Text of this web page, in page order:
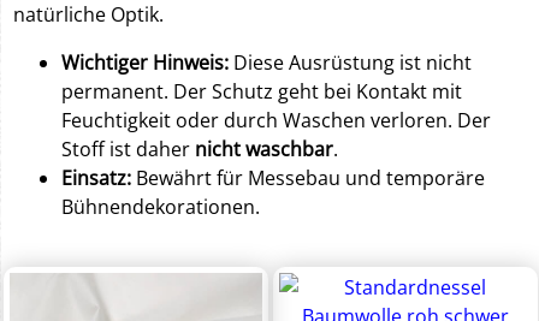
natürliche Optik.
Wichtiger Hinweis: Diese Ausrüstung ist nicht
permanent. Der Schutz geht bei Kontakt mit
Feuchtigkeit oder durch Waschen verloren. Der
Stoff ist daher nicht waschbar.
Einsatz: Bewährt für Messebau und temporäre
Bühnendekorationen.